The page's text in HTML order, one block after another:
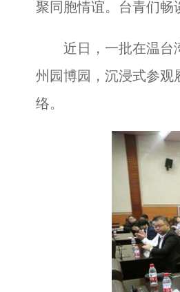
聚同胞情谊。台青们畅
近日，一批在温台湾
州园博园，沉浸式参观
络。